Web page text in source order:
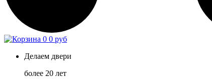
0 0 руб
Делаем двери
более 20 лет